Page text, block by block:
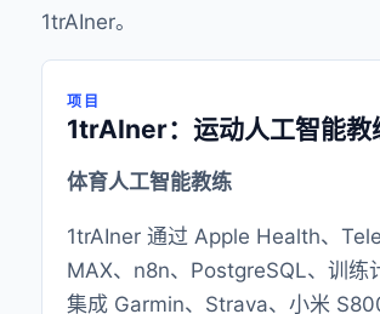
1trAIner。
项目
1trAIner：运动人工智能教
体育人工智能教练
1trAIner 通过 Apple Health、
MAX、n8n、PostgreSQL、训练
集成 Garmin、Strava、小米